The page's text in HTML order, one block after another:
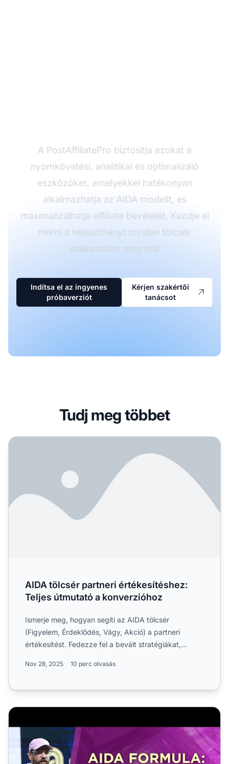
A PostAffiliatePro biztosítja azokat a
nyomkövetési, analitikai és optimalizáló
eszközöket, amelyekkel hatékonyan
alkalmazhatja az AIDA modellt, és
maximalizálhatja affiliate bevételét. Kezdje el
mérni a teljesítményt minden tölcsér
szakaszban még ma!
Indítsa el az ingyenes
próbaverziót
Kérjen szakértői
tanácsot
Tudj meg többet
AIDA tölcsér partneri értékesítéshez: Teljes útmutató a
AIDA tölcsér partneri értékesítéshez:
Teljes útmutató a konverzióhoz
Ismerje meg, hogyan segíti az AIDA tölcsér
(Figyelem, Érdeklődés, Vágy, Akció) a partneri
értékesítést. Fedezze fel a bevált stratégiákat,
Nov 28, 2025 10 perc olvasás
AIDA formula: hogyan alkalmazd, és melyik